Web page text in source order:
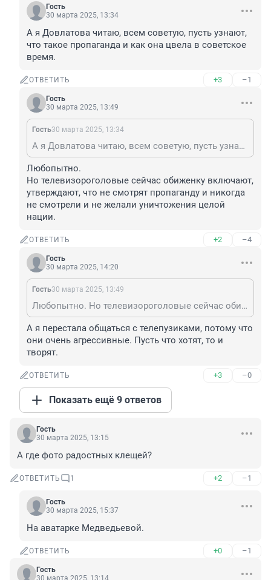
Гость
30 марта 2025, 13:34
А я Довлатова читаю, всем советую, пусть узнают,
что такое пропаганда и как она цвела в советское
время.
ОТВЕТИТЬ +3 –1
Гость
30 марта 2025, 13:49
Гость30 марта 2025, 13:34
А я Довлатова читаю, всем советую, пусть узнают, что такое пропаганда и как она цвела в советское время.
Любопытно.
Но телевизороголовые сейчас обиженку включают,
утверждают, что не смотрят пропаганду и никогда
не смотрели и не желали уничтожения целой
нации.
ОТВЕТИТЬ +2 –4
Гость
30 марта 2025, 14:20
Гость30 марта 2025, 13:49
Любопытно. Но телевизороголовые сейчас обиженку включают, утверждают, что не смотрят пропаганду и никогда не смотрели и не желали уничтожения целой нации.
А я перестала общаться с телепузиками, потому что
они очень агрессивные. Пусть что хотят, то и
творят.
ОТВЕТИТЬ +3 –0
Показать ещё 9 ответов
Гость
30 марта 2025, 13:15
А где фото радостных клещей?
ОТВЕТИТЬ 1 +2 –1
Гость
30 марта 2025, 15:37
На аватарке Медведьевой.
ОТВЕТИТЬ +0 –1
Гость
30 марта 2025, 13:14